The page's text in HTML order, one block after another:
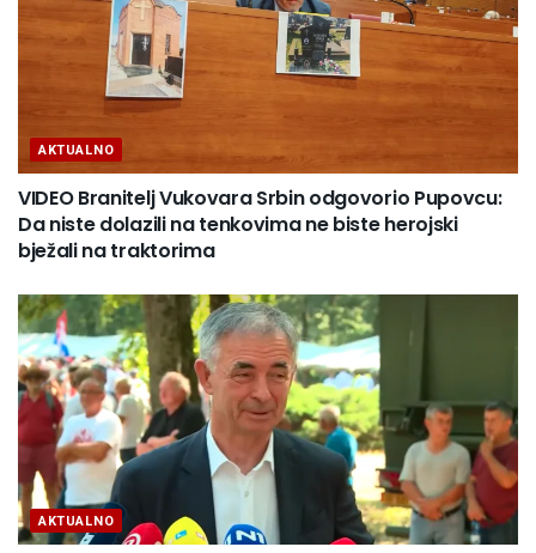
AKTUALNO
VIDEO Branitelj Vukovara Srbin odgovorio Pupovcu:
Da niste dolazili na tenkovima ne biste herojski
bježali na traktorima
AKTUALNO